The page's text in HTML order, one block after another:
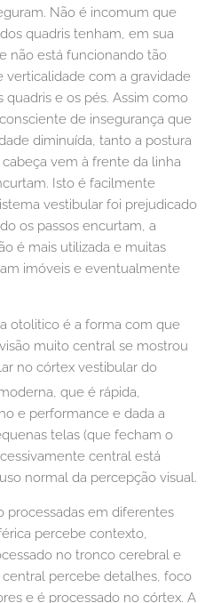
Não é incomum que
quadris tenham, em sua
não está funcionando tão
verticalidade com a gravidade
e os pés. Assim como
de insegurança que
diminuída, tanto a postura
vem à frente da linha
Isto é facilmente
vestibular foi prejudicado
os passos encurtam, a
é mais utilizada e muitas
imóveis e eventualmente
otolitico é a forma com que
muito central se mostrou
no córtex vestibular do
que é rápida,
e performance e dada a
telas (que fecham o
central está
normal da percepção visual.
processadas em diferentes
percebe contexto,
no tronco cerebral e
central percebe detalhes, foco
e é processado no córtex. A